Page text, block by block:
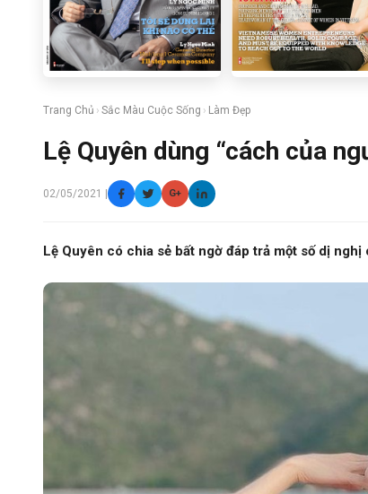
Trang Chủ › Sắc Màu Cuộc Sống › Làm Đẹp
Lệ Quyên dùng “cách của
02/05/2021 | G+
Lệ Quyên có chia sẻ bất ngờ đáp trả một số dị